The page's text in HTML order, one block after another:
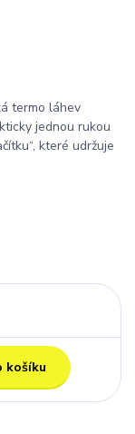
termo láhev
jednou rukou
které udržuje
košíku